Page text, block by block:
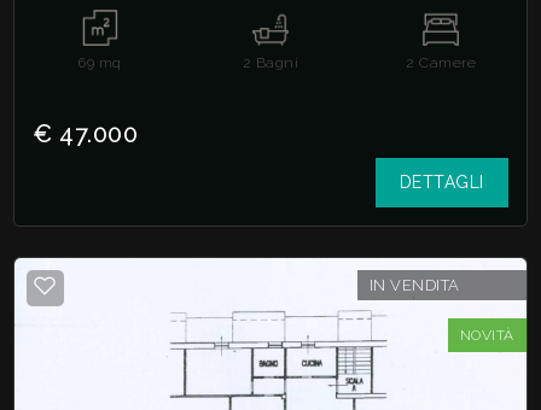
69 mq 2 Bagni 2 Camere
€ 47.000
DETTAGLI
IN VENDITA
NOVITÀ